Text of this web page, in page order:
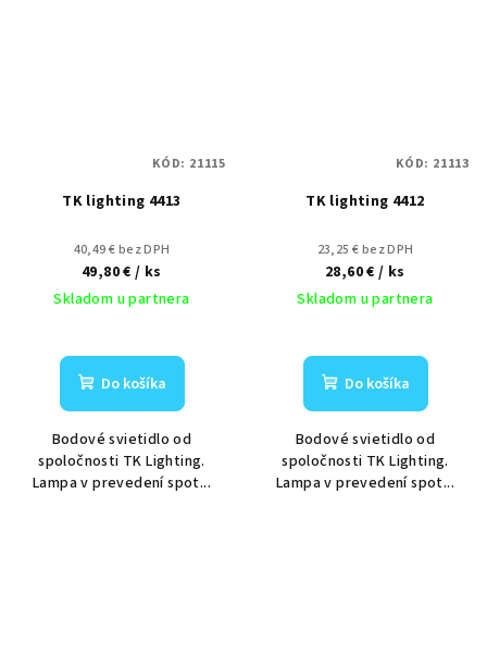
TK lighting 4413
40,49 € bez DPH
49,80 €/ ks
Skladom u partnera
Do košíka
Bodové svietidlo od
spoločnosti TK Lighting.
Lampa v prevedení spot...
KÓD: 21115
TK lighting 4412
23,25 € bez DPH
28,60 €/ ks
Skladom u partnera
Do košíka
Bodové svietidlo od
spoločnosti TK Lighting.
Lampa v prevedení spot...
KÓD: 21113